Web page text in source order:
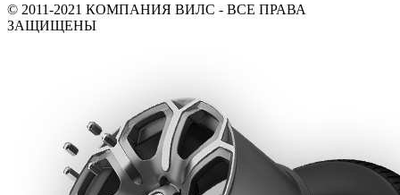
© 2011-2021 КОМПАНИЯ ВИЛС - ВСЕ ПРАВА
ЗАЩИЩЕНЫ